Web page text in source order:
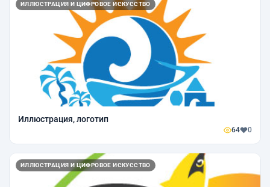
ИЛЛЮСТРАЦИЯ И ЦИФРОВОЕ ИСКУССТВО
Иллюстрация, логотип
64 0
ИЛЛЮСТРАЦИЯ И ЦИФРОВОЕ ИСКУССТВО